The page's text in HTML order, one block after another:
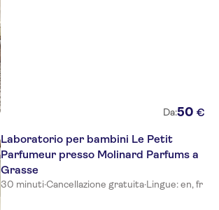
Da:50 €
Laboratorio per bambini Le Petit
Parfumeur presso Molinard Parfums a
Grasse
30 minuti·Cancellazione gratuita·Lingue: en, fr